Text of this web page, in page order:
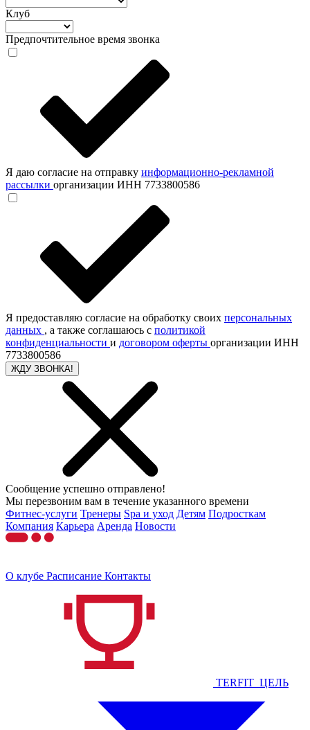
Клуб
Предпочтительное время звонка
Я даю согласие на отправку информационно-рекламной
рассылки организации ИНН 7733800586
Я предоставляю согласие на обработку своих персональных
данных , а также соглашаюсь с политикой
конфиденциальности и договором оферты организации ИНН
7733800586
ЖДУ ЗВОНКА!
Сообщение успешно отправлено!
Мы перезвоним вам в течение указанного времени
Фитнес-услуги Тренеры Spa и уход Детям Подросткам
Компания Карьера Аренда Новости
О клубе Расписание Контакты
TERFIT_ЦЕЛЬ